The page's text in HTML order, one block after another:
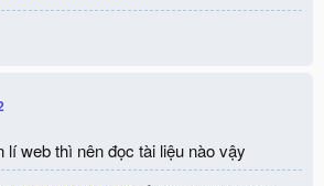
lí web thì nên đọc tài liệu nào vậy